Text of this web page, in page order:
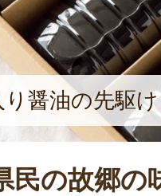
ハラール認証
取り組んでいる
社商品を、山形
味わってもら
り醤油の先駆け
民の故郷の